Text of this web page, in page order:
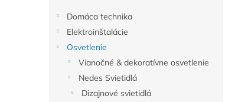
Domáca technika
Elektroinštalácie
Osvetlenie
Vianočné & dekoratívne osvetlenie
Nedes Svietidlá
Dizajnové svietidlá